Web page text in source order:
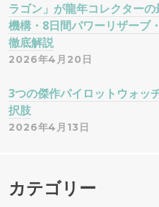
ラゴン」が龍年コレクター
機構・8日間パワーリザーブ
徹底解説
2026年4月20日
3つの傑作パイロットウォ
択肢
2026年4月13日
カテゴリー